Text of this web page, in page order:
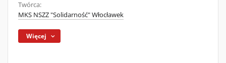
Twórca:
MKS NSZZ "Solidarność" Włocławek
Więcej